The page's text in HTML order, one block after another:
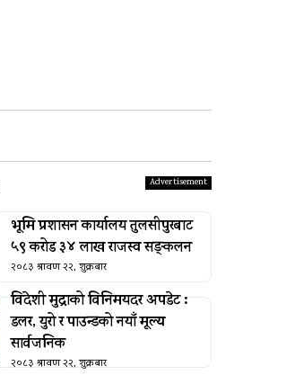
भूमि प्रशासन कार्यालय तुलसीपुरबाट
५९ करोड ३४ लाख राजस्व सङ्कलन
२०८३ श्रावण २२, शुक्रबार
विदेशी मुद्राको विनिमयदर अपडेट :
डलर, युरो र पाउन्डको नयाँ मूल्य
सार्वजनिक
२०८३ श्रावण २२, शुक्रबार